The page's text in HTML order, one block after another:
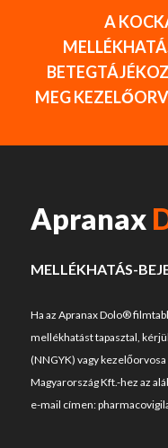
A
MEG
Apranax
MELLÉKHATÁS-
Ha az Apranax Dolo®
mellékhatást tapasztal,
(NNGYK) vagy
Magyarország Kft.-hez az
e-mail címen: